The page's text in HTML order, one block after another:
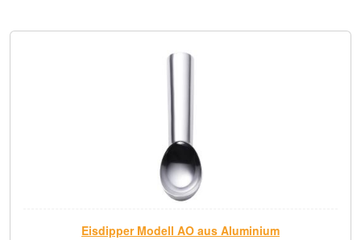
Eisdipper Modell AO aus Aluminium